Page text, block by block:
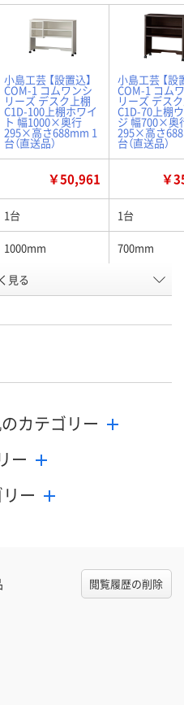
小島工芸 【設置込】
COM-1 コムワンシ
リーズ デスク上棚
C1D-100上棚ホワイ
ト 幅1000×奥行
295×高さ688mm 1
台（直送品）
小島工芸 【設
COM-1 コム
リーズ デス
C1D-70上棚
ジ 幅700×奥
295×高さ
台（直送品）
￥50,961 ￥
1台 1台
1000mm 700mm
ウッディホワイト ウェンジ
8月31日（月）まで 8月31日（月）
数量
カゴへ
数量
見る
カテゴリー
ー
ー
閲覧履歴の削除